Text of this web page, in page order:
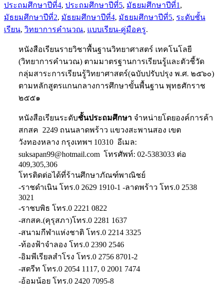
ประถมศึกษาปีที่4, ประถมศึกษาปีที่5, มัธยมศึกษาปีที่1 ,
มัธยมศึกษาปีที่2, มัธยมศึกษาปีที่4, มัธยมศึกษาปีที่5, ระดับชั้น
เรียน, วิทยาการคำนวณ, แบบเรียน-คู่มือครู.
หนังสือเรียนรายวิชาพื้นฐานวิทยาศาสตร์ เทคโนโลยี
(วิทยาการคำนวณ) ตามมาตรฐานการเรียนรู้และตัวชี้วัด
กลุ่มสาระการเรียนรู้วิทยาศาสตร์(ฉบับปรับปรุง พ.ศ. ๒๕๖๐)
ตามหลักสูตรแกนกลางการศึกษาขั้นพื้นฐาน พุทธศักราช
๒๕๕๑
หนังสือเรียนระดับชั้นประถมศึกษา จำหน่ายโดยองค์การค้า
สกสค 2249 ถนนลาดพร้าว แขวงสะพานสอง เขต
วังทองหลาง กรุงเทพฯ 10310 อีเมล:
suksapan99@hotmail.com โทรศัพท์: 02-5383033 ต่อ
409,305,306
โทรติดต่อได้ที่ร้านศึกษาภัณฑ์พาณิชย์
-ราชดำเนิน โทร.0 2629 1910-1 -ลาดพร้าว โทร.0 2538
3021
-ราชบพิธ โทร.0 2221 0822
-สกสค.(คุรุสภา)โทร.0 2281 1637
-สนามกีฬาแห่งชาติ โทร.0 2214 3325
-ท้องฟ้าจำลอง โทร.0 2390 2546
-อิมพีเรียลสำโรง โทร.0 2756 8701-2
-สตรีท โทร.0 2054 1117, 0 2001 7474
-อ้อมน้อย โทร.0 2420 7095-8